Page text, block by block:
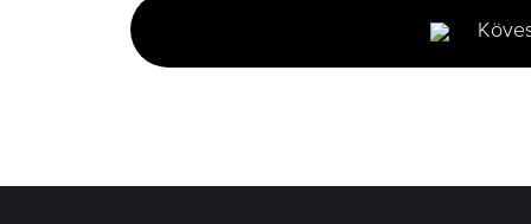
seconds
0%